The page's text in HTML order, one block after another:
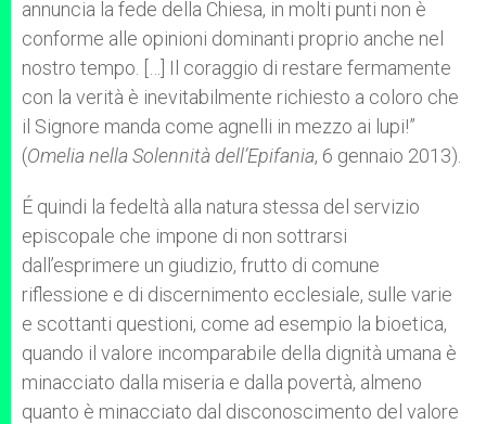
annuncia la fede della Chiesa, in molti punti non è
conforme alle opinioni dominanti proprio anche nel
nostro tempo. […] Il coraggio di restare fermamente
con la verità è inevitabilmente richiesto a coloro che
il Signore manda come agnelli in mezzo ai lupi!”
(Omelia nella Solennitàdell’Epifania, 6 gennaio 2013).
É quindi la fedeltà alla natura stessa del servizio
episcopale che impone di non sottrarsi
dall’esprimere un giudizio, frutto di comune
riflessione e di discernimento ecclesiale, sulle varie
e scottanti questioni, come ad esempio la bioetica,
quando il valore incomparabile della dignità umana è
minacciato dalla miseria e dalla povertà, almeno
quanto è minacciato dal disconoscimento del valore